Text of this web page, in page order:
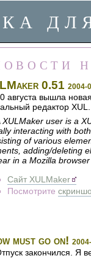
0.51 2004-
августа вышла
редактор
XULMaker user is a
interacting with
of various
adding/deleting
in a Mozilla
Сайт XULMaker
Посмотрите
must go on!
закончился. Я